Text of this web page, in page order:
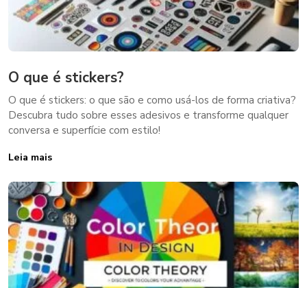
O que é stickers?
O que é stickers: o que são e como usá-los de forma criativa?
Descubra tudo sobre esses adesivos e transforme qualquer
conversa e superfície com estilo!
Leia mais